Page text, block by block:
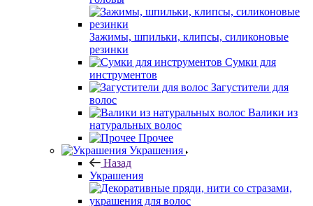
Зажимы, шпильки, клипсы, силиконовые
резинки
Сумки для
инструментов
Загустители для
волос
Валики из
натуральных волос
Прочее
Украшения
Назад
Украшения